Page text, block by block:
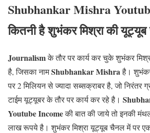
Shubhankar Mishra
कितनी है शुभंकर मिश्रा की
Journalismके तौर पर कार्य कर चुके शुभंकर
है, जिसका नामShubhankar Mishraहै।
पर 2 मिलियन से ज्यादा सब्सक्राबर है, जो निरंतर
टाईम यूट्यूबर के तौर पर कार्य कर रहे है।
Youtube Incomeकी बात की जाये तो इनकी
लाख रूपये है। शुभंकर मिश्रा यूट्यूब चैनल में पर